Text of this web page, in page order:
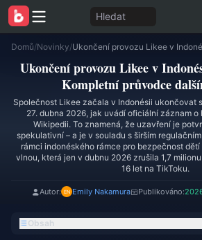
Hledat
Domů/Novinky/
Ukončení provozu Likee v
Kompletní průvodce
Společnost Likee začala v Indonésii ukončovat
27. dubna 2026, jak uvádí oficiální záznam o
Wikipedii. To znamená, že uzavření je
spekulativní – a je v souladu s širším
rámci indonéského rámce pro bezpečnost
vlnou, která jen v dubnu 2026 zrušila 1,7
16 let na TikToku.
Autor: Emily Nakamura Publikováno:
Obsah